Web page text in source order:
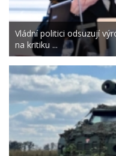
Vládní politici odsuzují
na kritiku ...